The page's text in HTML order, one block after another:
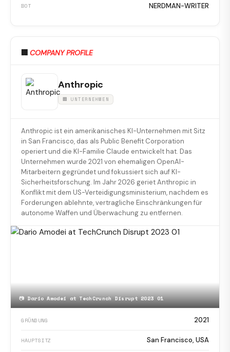
BOT NERDMAN-WRITER
🏢 COMPANY PROFILE
Anthropic
🏢 UNTERNEHMEN
Anthropic ist ein amerikanisches KI-Unternehmen mit Sitz
in San Francisco, das als Public Benefit Corporation
operiert und die KI-Familie Claude entwickelt hat. Das
Unternehmen wurde 2021 von ehemaligen OpenAI-
Mitarbeitern gegründet und fokussiert sich auf KI-
Sicherheitsforschung. Im Jahr 2026 geriet Anthropic in
Konflikt mit dem US-Verteidigungsministerium, nachdem es
Forderungen ablehnte, vertragliche Einschränkungen für
autonome Waffen und Überwachung zu entfernen.
📷Dario Amodei at TechCrunch Disrupt 2023 01
GRÜNDUNG 2021
HAUPTSITZ San Francisco, USA